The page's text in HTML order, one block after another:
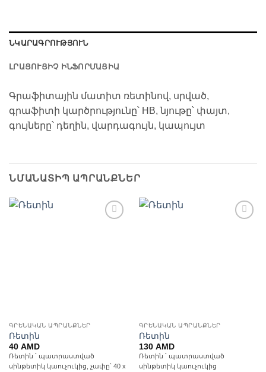
ՆԿԱՐԱԳՐՈՒԹՅՈՒՆ
ԼՐԱՑՈՒՑԻՉ ԻՆՖՈՐՄԱՑԻԱ
Գրաֆիտային մատիտ ռետինով, սրված,
գրաֆիտի կարծրությունը՝ HB, նյութը՝ փայտ,
գույները՝ դեղին, վարդագույն, կապույտ
ՆՄԱՆԱՏԻՊ ԱՊՐԱՆՔՆԵՐ
ԳՐԵՆԱԿԱՆ ԱՊՐԱՆՔՆԵՐ
Ռետին
40 AMD
Ռետին ՝ պատրաստված
սինթետիկ կաուչուկից, չափը՝ 40 x
ԳՐԵՆԱԿԱՆ ԱՊՐԱՆՔՆԵՐ
Ռետին
130 AMD
Ռետին ՝ պատրաստված
սինթետիկ կաուչուկից